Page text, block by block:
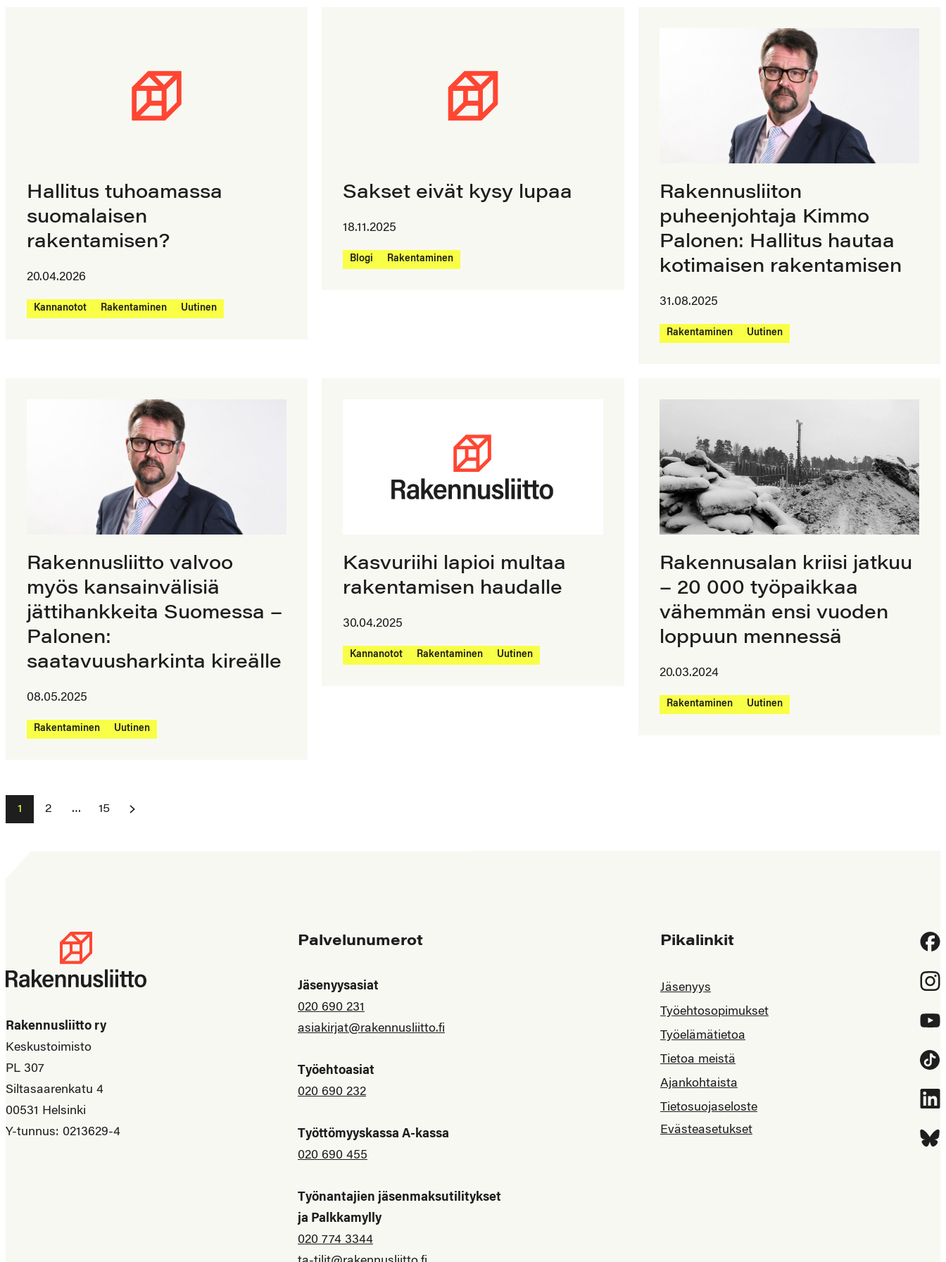
Hallitus tuhoamassa
suomalaisen
rakentamisen?
20.04.2026
Kannanotot Rakentaminen Uutinen
Sakset eivät kysy lupaa
18.11.2025
Blogi Rakentaminen
Rakennusliiton
puheenjohtaja Kimmo
Palonen: Hallitus hautaa
kotimaisen rakentamisen
31.08.2025
Rakentaminen Uutinen
Rakennusliitto valvoo
myös kansainvälisiä
jättihankkeita Suomessa –
Palonen:
saatavuusharkinta kireälle
08.05.2025
Rakentaminen Uutinen
Kasvuriihi lapioi multaa
rakentamisen haudalle
30.04.2025
Kannanotot Rakentaminen Uutinen
Rakennusalan kriisi jatkuu
– 20 000 työpaikkaa
vähemmän ensi vuoden
loppuun mennessä
20.03.2024
Rakentaminen Uutinen
Artikkelien
1 2 … 15
Rakennusliitto ry
Keskustoimisto
PL 307
Siltasaarenkatu 4
00531 Helsinki
Y-tunnus: 0213629-4
Palvelunumerot
Jäsenyysasiat
020 690 231
asiakirjat@rakennusliitto.fi
Työehtoasiat
020 690 232
Työttömyyskassa A-kassa
020 690 455
Työnantajien jäsenmaksutilitykset
ja Palkkamylly
020 774 3344
Pikalinkit
Jäsenyys
Työehtosopimukset
Työelämätietoa
Tietoa meistä
Ajankohtaista
Tietosuojaseloste
Evästeasetukset